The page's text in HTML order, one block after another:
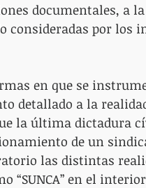
documentales, a la
consideradas por los
en que se
detallado a la
la última dictadura
de un
las distintas
en el